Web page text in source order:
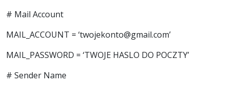
# Mail Account
MAIL_ACCOUNT = ‘twojekonto@gmail.com’
MAIL_PASSWORD = ‘TWOJE HASLO DO POCZTY’
# Sender Name